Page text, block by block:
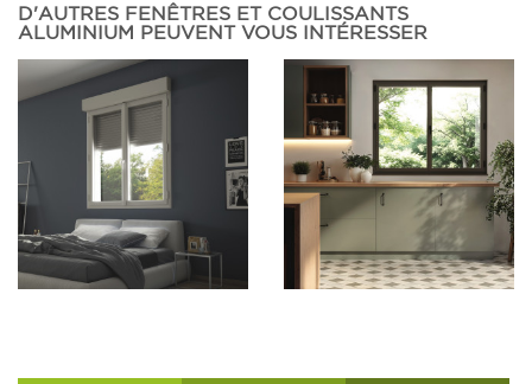
D'AUTRES FENÊTRES ET COULISSANTS
ALUMINIUM PEUVENT VOUS INTÉRESSER